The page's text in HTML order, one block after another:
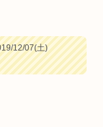
12/07(土)